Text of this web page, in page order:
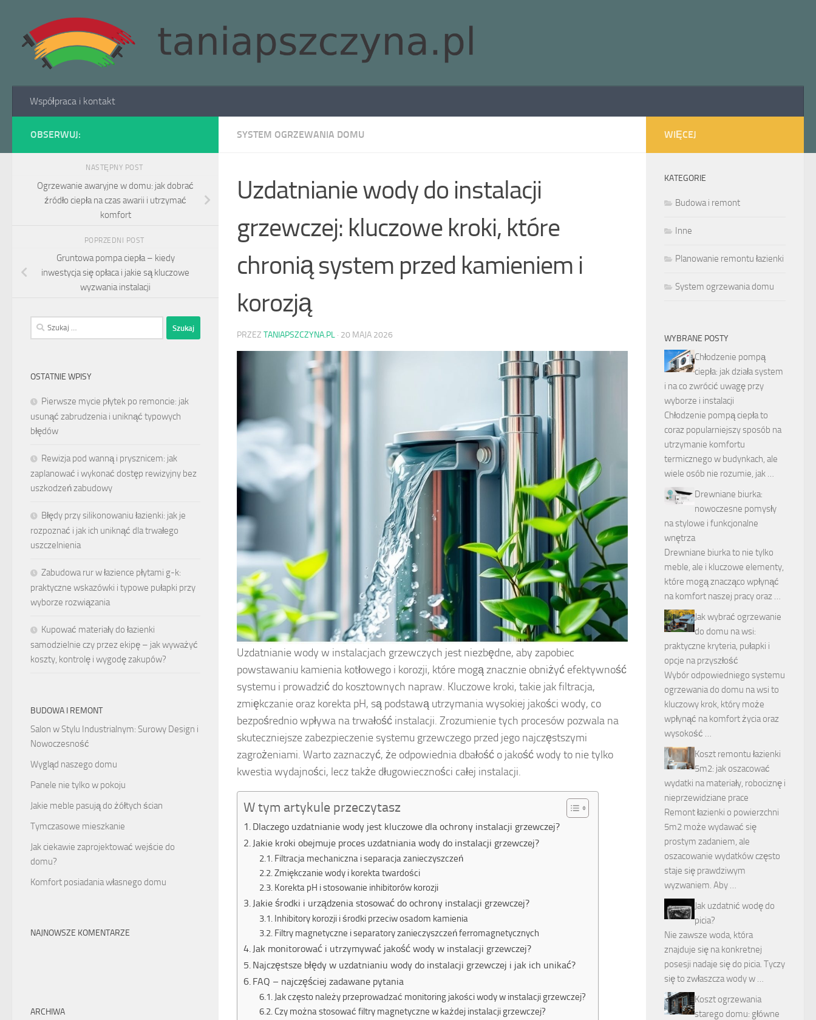
Skip to content
Współpraca i kontakt
SYSTEM OGRZEWANIA DOMU
Uzdatnianie wody do instalacji
grzewczej: kluczowe kroki, które
chronią system przed kamieniem i
korozją
PRZEZ TANIAPSZCZYNA.PL · 20 MAJA 2026
Uzdatnianie wody w instalacjach grzewczych jest niezbędne, aby zapobiec
powstawaniu kamienia kotłowego i korozji, które mogą znacznie obniżyć efektywność
systemu i prowadzić do kosztownych napraw. Kluczowe kroki, takie jak filtracja,
zmiękczanie oraz korekta pH, są podstawą utrzymania wysokiej jakości wody, co
bezpośrednio wpływa na trwałość instalacji. Zrozumienie tych procesów pozwala na
skuteczniejsze zabezpieczenie systemu grzewczego przed jego najczęstszymi
zagrożeniami. Warto zaznaczyć, że odpowiednia dbałość o jakość wody to nie tylko
kwestia wydajności, lecz także długowieczności całej instalacji.
W tym artykule przeczytasz
Dlaczego uzdatnianie wody jest kluczowe dla ochrony instalacji grzewczej?
Jakie kroki obejmuje proces uzdatniania wody do instalacji grzewczej?
Filtracja mechaniczna i separacja zanieczyszczeń
Zmiękczanie wody i korekta twardości
Korekta pH i stosowanie inhibitorów korozji
Jakie środki i urządzenia stosować do ochrony instalacji grzewczej?
Inhibitory korozji i środki przeciw osadom kamienia
Filtry magnetyczne i separatory zanieczyszczeń ferromagnetycznych
Jak monitorować i utrzymywać jakość wody w instalacji grzewczej?
Najczęstsze błędy w uzdatnianiu wody do instalacji grzewczej i jak ich unikać?
FAQ – najczęściej zadawane pytania
Jak często należy przeprowadzać monitoring jakości wody w instalacji grzewczej?
Czy można stosować filtry magnetyczne w każdej instalacji grzewczej?
OBSERWUJ:
NASTĘPNY POST
Ogrzewanie awaryjne w domu: jak dobrać
źródło ciepła na czas awarii i utrzymać
komfort
POPRZEDNI POST
Gruntowa pompa ciepła – kiedy
inwestycja się opłaca i jakie są kluczowe
wyzwania instalacji
Szukaj:
OSTATNIE WPISY
Pierwsze mycie płytek po remoncie: jak
usunąć zabrudzenia i uniknąć typowych
błędów
Rewizja pod wanną i prysznicem: jak
zaplanować i wykonać dostęp rewizyjny bez
uszkodzeń zabudowy
Błędy przy silikonowaniu łazienki: jak je
rozpoznać i jak ich uniknąć dla trwałego
uszczelnienia
Zabudowa rur w łazience płytami g-k:
praktyczne wskazówki i typowe pułapki przy
wyborze rozwiązania
Kupować materiały do łazienki
samodzielnie czy przez ekipę – jak wyważyć
koszty, kontrolę i wygodę zakupów?
BUDOWA I REMONT
Salon w Stylu Industrialnym: Surowy Design i
Nowoczesność
Wygląd naszego domu
Panele nie tylko w pokoju
Jakie meble pasują do żółtych ścian
Tymczasowe mieszkanie
Jak ciekawie zaprojektować wejście do
domu?
Komfort posiadania własnego domu
NAJNOWSZE KOMENTARZE
ARCHIWA
WIĘCEJ
KATEGORIE
Budowa i remont
Inne
Planowanie remontu łazienki
System ogrzewania domu
WYBRANE POSTY
Chłodzenie pompą
ciepła: jak działa system
i na co zwrócić uwagę przy
wyborze i instalacji
Chłodzenie pompą ciepła to
coraz popularniejszy sposób na
utrzymanie komfortu
termicznego w budynkach, ale
wiele osób nie rozumie, jak …
Drewniane biurka:
nowoczesne pomysły
na stylowe i funkcjonalne
wnętrza
Drewniane biurka to nie tylko
meble, ale i kluczowe elementy,
które mogą znacząco wpłynąć
na komfort naszej pracy oraz …
Jak wybrać ogrzewanie
do domu na wsi:
praktyczne kryteria, pułapki i
opcje na przyszłość
Wybór odpowiedniego systemu
ogrzewania do domu na wsi to
kluczowy krok, który może
wpłynąć na komfort życia oraz
wysokość …
Koszt remontu łazienki
5m2: jak oszacować
wydatki na materiały, robociznę i
nieprzewidziane prace
Remont łazienki o powierzchni
5m2 może wydawać się
prostym zadaniem, ale
oszacowanie wydatków często
staje się prawdziwym
wyzwaniem. Aby …
Jak uzdatnić wodę do
picia?
Nie zawsze woda, która
znajduje się na konkretnej
posesji nadaje się do picia. Tyczy
się to zwłaszcza wody w …
Koszt ogrzewania
starego domu: główne